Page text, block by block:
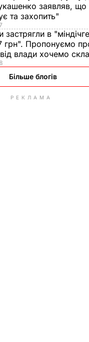
заявляв, що
та захопить"
застрягли в
грн". Пропонуємо
влади хочемо
Більше блогів
РЕКЛАМА